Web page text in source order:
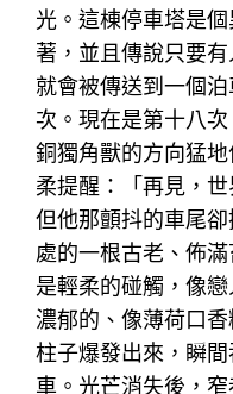
光。這棟停車塔是
著，並且傳說只要
就會被傳送到一個
次。現在是第十八
銅獨角獸的方向猛
柔提醒：「再見，
但他那顫抖的車尾
處的一根古老、佈
是輕柔的碰觸，像
濃郁的、像薄荷口
柱子爆發出來，瞬
車。光芒消失後，